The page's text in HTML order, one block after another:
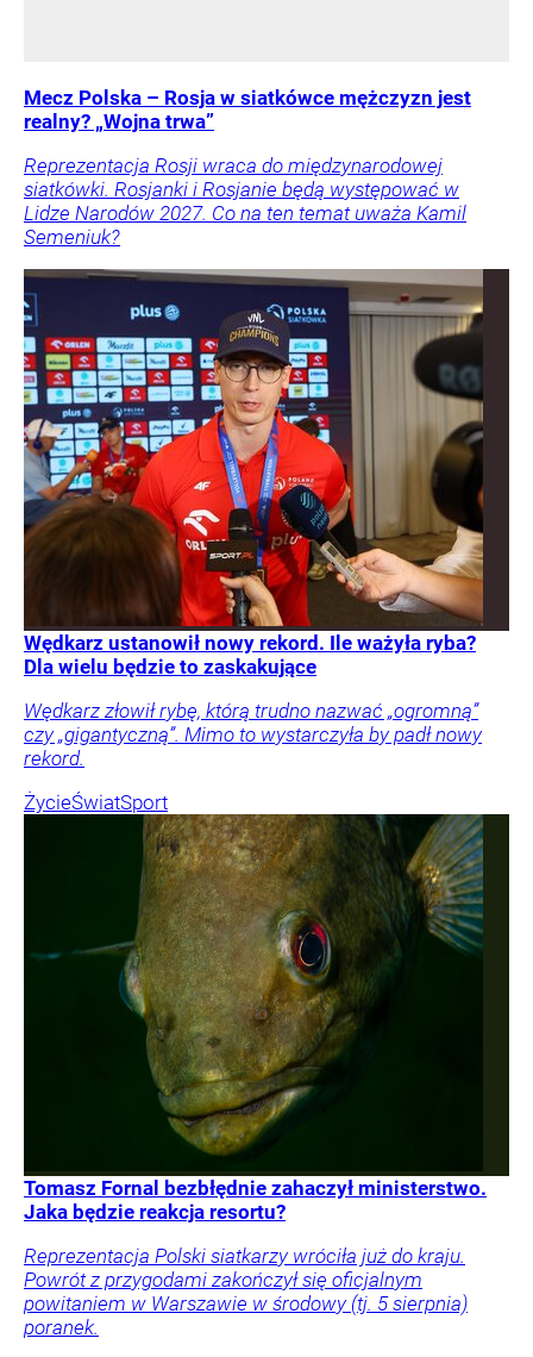
Mecz Polska – Rosja w siatkówce mężczyzn jest
realny? „Wojna trwa”
Reprezentacja Rosji wraca do międzynarodowej
siatkówki. Rosjanki i Rosjanie będą występować w
Lidze Narodów 2027. Co na ten temat uważa Kamil
Semeniuk?
Wędkarz ustanowił nowy rekord. Ile ważyła ryba?
Dla wielu będzie to zaskakujące
Wędkarz złowił rybę, którą trudno nazwać „ogromną”
czy „gigantyczną”. Mimo to wystarczyła by padł nowy
rekord.
ŻycieŚwiatSport
Tomasz Fornal bezbłędnie zahaczył ministerstwo.
Jaka będzie reakcja resortu?
Reprezentacja Polski siatkarzy wróciła już do kraju.
Powrót z przygodami zakończył się oficjalnym
powitaniem w Warszawie w środowy (tj. 5 sierpnia)
poranek.